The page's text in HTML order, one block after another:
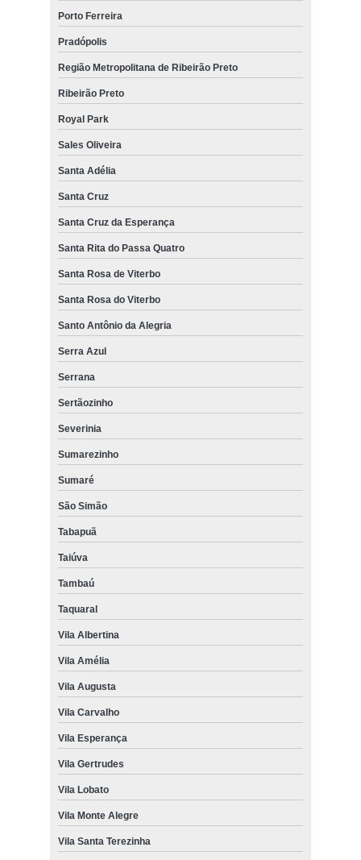
Porto Ferreira
Pradópolis
Região Metropolitana de Ribeirão Preto
Ribeirão Preto
Royal Park
Sales Oliveira
Santa Adélia
Santa Cruz
Santa Cruz da Esperança
Santa Rita do Passa Quatro
Santa Rosa de Viterbo
Santa Rosa do Viterbo
Santo Antônio da Alegria
Serra Azul
Serrana
Sertãozinho
Severinia
Sumarezinho
Sumaré
São Simão
Tabapuã
Taiúva
Tambaú
Taquaral
Vila Albertina
Vila Amélia
Vila Augusta
Vila Carvalho
Vila Esperança
Vila Gertrudes
Vila Lobato
Vila Monte Alegre
Vila Santa Terezinha